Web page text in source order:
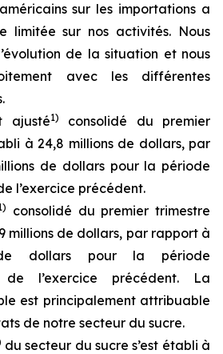
sur les importations a
limitée sur nos activités. Nous
de la situation et nous
avec les différentes
ajusté1)
consolidé du premier
à 24,8 millions de dollars, par
de dollars pour la période
l’exercice précédent.
consolidé du premier trimestre
millions de dollars, par rapport à
dollars pour la période
de l’exercice précédent. La
est principalement attribuable
de notre secteur du sucre.
du secteur du sucre s’est établi à